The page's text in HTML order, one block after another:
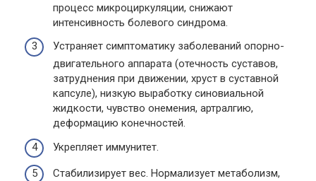
процесс микроциркуляции, снижают
интенсивность болевого синдрома.
Устраняет симптоматику заболеваний опорно-
двигательного аппарата (отечность суставов,
затруднения при движении, хруст в суставной
капсуле), низкую выработку синовиальной
жидкости, чувство онемения, артралгию,
деформацию конечностей.
Укрепляет иммунитет.
Стабилизирует вес. Нормализует метаболизм,